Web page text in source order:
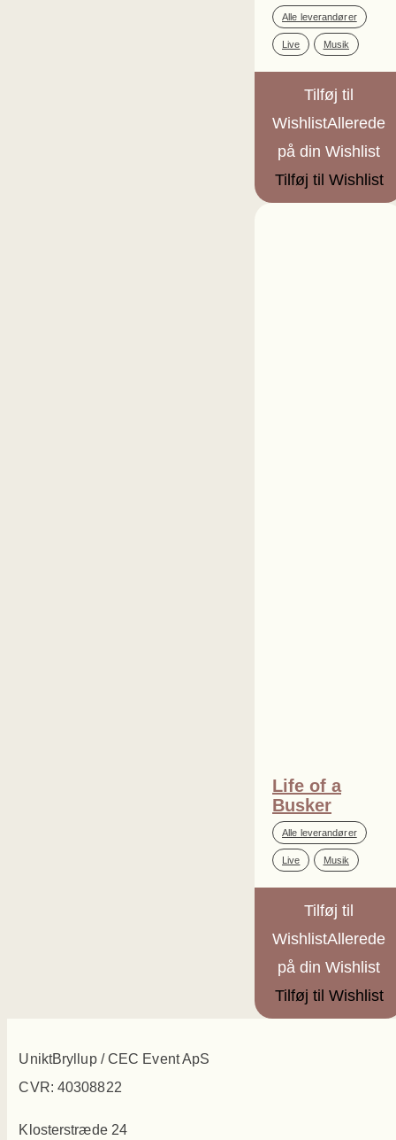
Alle leverandører ,
Live Musik
Tilføj til
WishlistAllerede
på din Wishlist
Tilføj til Wishlist
Life of a
Busker
Alle leverandører ,
Live Musik
Tilføj til
WishlistAllerede
på din Wishlist
Tilføj til Wishlist
UniktBryllup / CEC Event ApS
CVR: 40308822
Klosterstræde 24